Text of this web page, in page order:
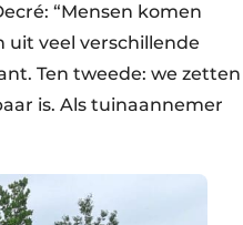
“Mensen komen
uit veel verschillende
Ten tweede: we zetten
is. Als tuinaannemer